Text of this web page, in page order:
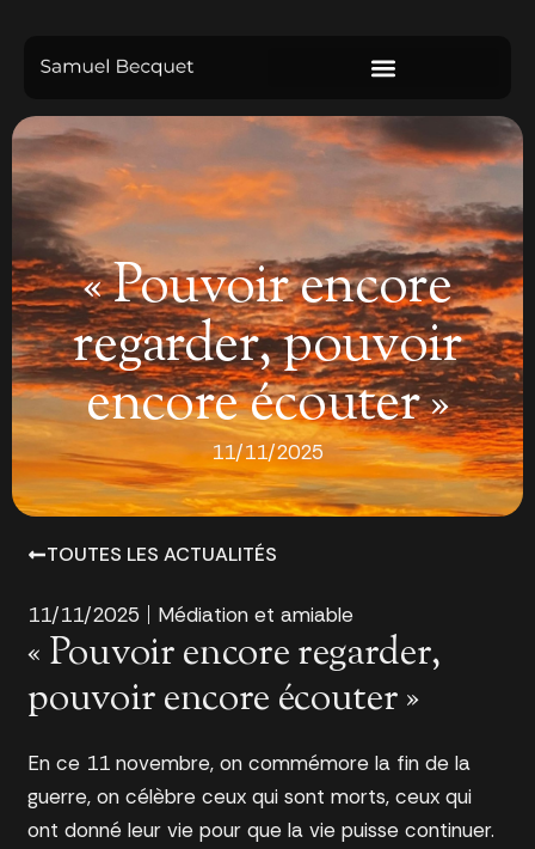
« Pouvoir encore
regarder, pouvoir
encore écouter »
11/11/2025
TOUTES LES ACTUALITÉS
11/11/2025 Médiation et amiable
« Pouvoir encore regarder,
pouvoir encore écouter »
En ce 11 novembre, on commémore la fin de la
guerre, on célèbre ceux qui sont morts, ceux qui
ont donné leur vie pour que la vie puisse continuer.